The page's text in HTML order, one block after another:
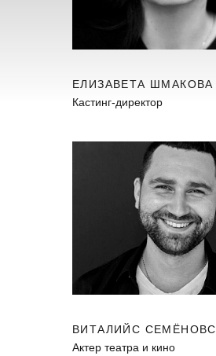
ЕЛИЗАВЕТА ШМАКОВА
Кастинг-директор
ВИТАЛИЙС СЕМЁНОВС
Актер театра и кино